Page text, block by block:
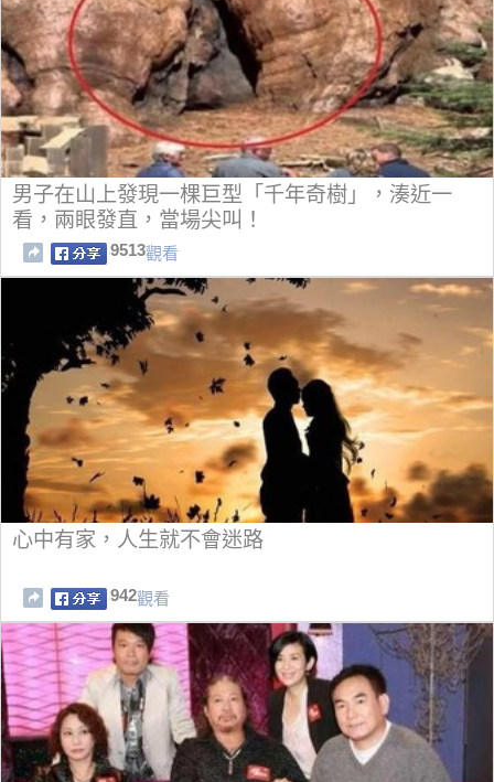
男子在山上發現一棵巨型「千年奇樹」，湊近一
看，兩眼發直，當場尖叫！
9513觀看
心中有家，人生就不會迷路
942觀看